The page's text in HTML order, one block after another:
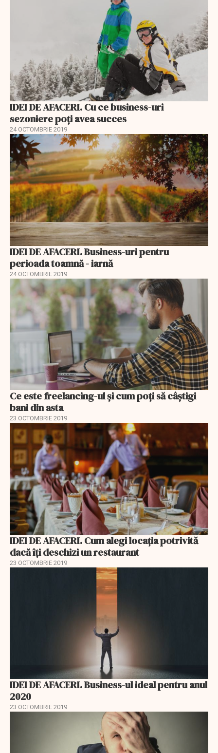
IDEI DE AFACERI. Cu ce business-uri
sezoniere poți avea succes
24 OCTOMBRIE 2019
IDEI DE AFACERI. Business-uri pentru
perioada toamnă - iarnă
24 OCTOMBRIE 2019
Ce este freelancing-ul și cum poți să câștigi
bani din asta
23 OCTOMBRIE 2019
IDEI DE AFACERI. Cum alegi locația potrivită
dacă îți deschizi un restaurant
23 OCTOMBRIE 2019
IDEI DE AFACERI. Business-ul ideal pentru anul
2020
23 OCTOMBRIE 2019